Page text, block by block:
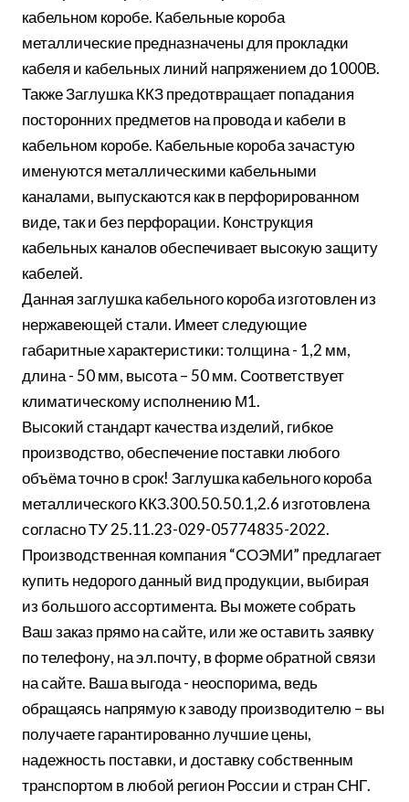
кабельном коробе. Кабельные короба
металлические предназначены для прокладки
кабеля и кабельных линий напряжением до 1000В.
Также Заглушка ККЗ предотвращает попадания
посторонних предметов на провода и кабели в
кабельном коробе. Кабельные короба зачастую
именуются металлическими кабельными
каналами, выпускаются как в перфорированном
виде, так и без перфорации. Конструкция
кабельных каналов обеспечивает высокую защиту
кабелей.
Данная заглушка кабельного короба изготовлен из
нержавеющей стали. Имеет следующие
габаритные характеристики: толщина - 1,2 мм,
длина - 50 мм, высота – 50 мм. Соответствует
климатическому исполнению М1.
Высокий стандарт качества изделий, гибкое
производство, обеспечение поставки любого
объёма точно в срок! Заглушка кабельного короба
металлического ККЗ.300.50.50.1,2.6 изготовлена
согласно ТУ 25.11.23-029-05774835-2022.
Производственная компания “СОЭМИ” предлагает
купить недорого данный вид продукции, выбирая
из большого ассортимента. Вы можете собрать
Ваш заказ прямо на сайте, или же оставить заявку
по телефону, на эл.почту, в форме обратной связи
на сайте. Ваша выгода - неоспорима, ведь
обращаясь напрямую к заводу производителю – вы
получаете гарантированно лучшие цены,
надежность поставки, и доставку собственным
транспортом в любой регион России и стран СНГ.